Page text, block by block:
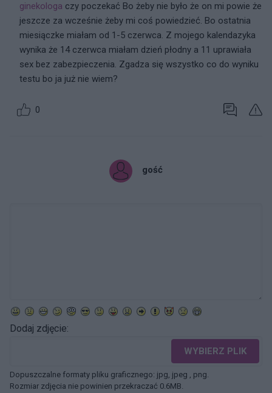
ginekologa czy poczekać Bo żeby nie było że on mi powie że
jeszcze za wcześnie żeby mi coś powiedzieć. Bo ostatnia
miesiączke miałam od 1-5 czerwca. Z mojego kalendazyka
wynika że 14 czerwca miałam dzień płodny a 11 uprawiała
sex bez zabezpieczenia. Zgadza się wszystko co do wyniku
testu bo ja już nie wiem?
0
gość
Dodaj zdjęcie:
WYBIERZ PLIK
Dopuszczalne formaty pliku graficznego: jpg, jpeg , png.
Rozmiar zdjęcia nie powinien przekraczać 0.6MB.